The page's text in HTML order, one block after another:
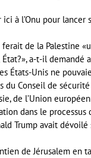
à l’Onu pour
de la Palestine
a-t-il demandé
États-Unis ne
du Conseil de
de l’Union
dans le
Trump avait
de Jérusalem en